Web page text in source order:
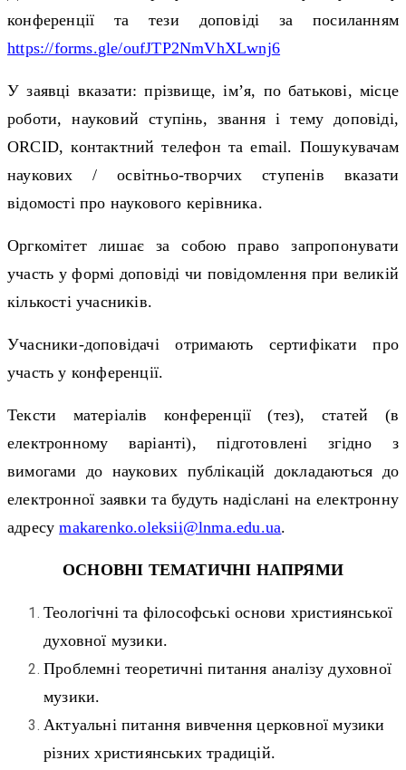
конференції та тези доповіді за посиланням
https://forms.gle/oufJTP2NmVhXLwnj6
У заявці вказати: прізвище, ім’я, по батькові, місце
роботи, науковий ступінь, звання і тему доповіді,
ORCID, контактний телефон таemail. Пошукувачам
наукових / освітньо-творчих ступенів вказати
відомості про наукового керівника.
Оргкомітет лишає за собою право запропонувати
участь у формі доповіді чи повідомлення при великій
кількості учасників.
Учасники-доповідачі отримають сертифікати про
участь у конференції.
Тексти матеріалів конференції (тез), статей (в
електронному варіанті), підготовлені згідно з
вимогами до наукових публікацій докладаються до
електронної заявки та будуть надіслані на електронну
адресуmakarenko.oleksii@lnma.edu.ua.
ОСНОВНІ ТЕМАТИЧНІ НАПРЯМИ
Теологічні та філософські основи християнської
духовної музики.
Проблемні теоретичні питання аналізу духовної
музики.
Актуальні питання вивчення церковної музики
різних християнських традицій.